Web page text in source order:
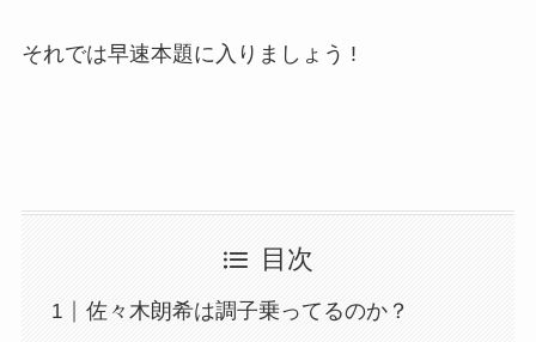
それでは早速本題に入りましょう !
目次
佐々木朗希は調子乗ってるのか？